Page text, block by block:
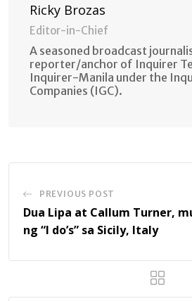
Ricky Brozas
Editor-in-Chief
A seasoned broadcast
reporter/anchor of Inquirer
Inquirer-Manila under the
Companies (IGC).
PREVIOUS POST
Dua Lipa at Callum Turner,
ng “I do’s” sa Sicily, Italy